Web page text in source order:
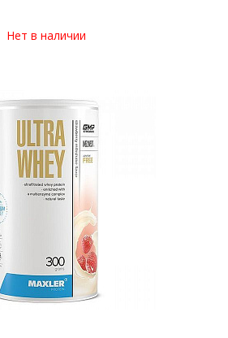
Нет в наличии